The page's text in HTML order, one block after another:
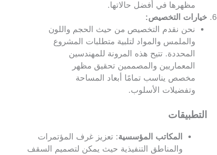
مظهرها في أفضل حالاتها.
خيارات التخصيص:
نحن نقدم التخصيص من حيث الحجم واللون
والملمس والمواد لتلبية متطلبات المشروع
المحددة. تتيح هذه المرونة للمهندسين
المعماريين والمصممين تحقيق مظهر
مخصص يناسب تمامًا أبعاد المساحة
وتفضيلات الأسلوب.
التطبيقات
المكاتب المؤسسية: تعزيز غرف المؤتمرات
والمناطق التنفيذية حيث يمكن لتصميم السقف